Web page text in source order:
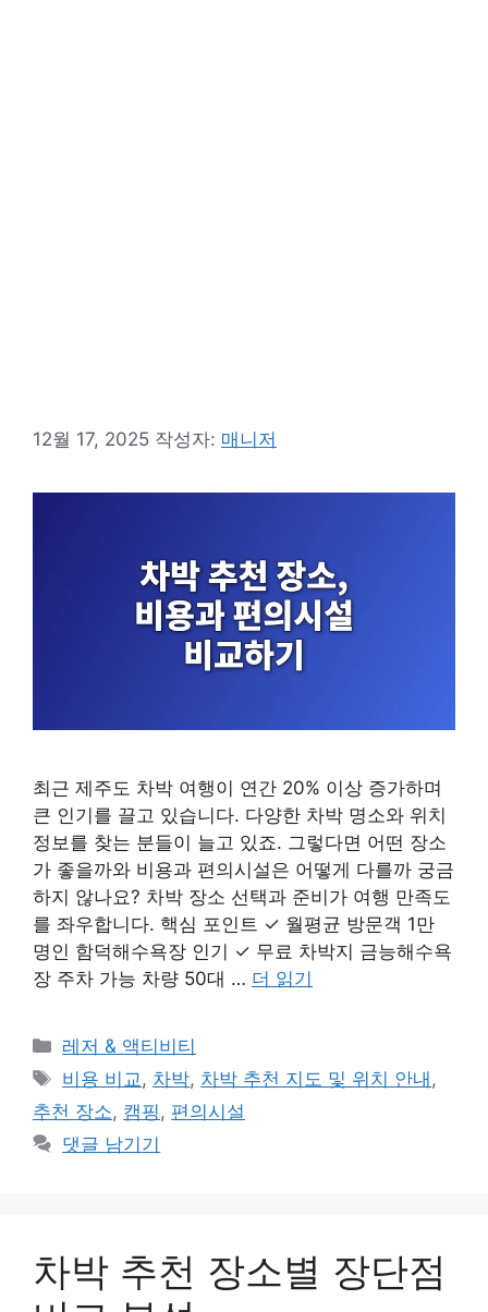
12월 17, 2025 작성자: 매니저
최근 제주도 차박 여행이 연간 20% 이상 증가하며
큰 인기를 끌고 있습니다. 다양한 차박 명소와 위치
정보를 찾는 분들이 늘고 있죠. 그렇다면 어떤 장소
가 좋을까와 비용과 편의시설은 어떻게 다를까 궁금
하지 않나요? 차박 장소 선택과 준비가 여행 만족도
를 좌우합니다. 핵심 포인트 ✓ 월평균 방문객 1만
명인 함덕해수욕장 인기 ✓ 무료 차박지 금능해수욕
장 주차 가능 차량 50대 … 더 읽기
카
테
리
레저 & 액티비티
태
그
비용 비교, 차박, 차박 추천 지도 및 위치 안내 ,
추천 장소, 캠핑, 편의시설
댓글 남기기
차박 추천 장소별 장단점